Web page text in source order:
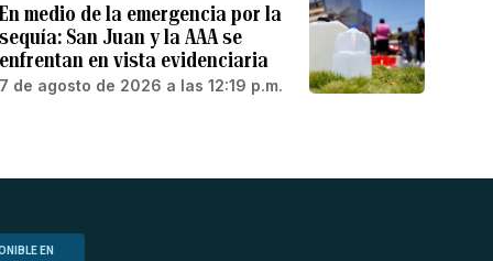
En medio de la emergencia por la
sequía: San Juan y la AAA se
enfrentan en vista evidenciaria
7 de agosto de 2026 a las 12:19 p.m.
EN